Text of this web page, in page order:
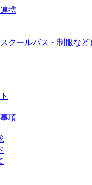
携
クールバス・制服など
項